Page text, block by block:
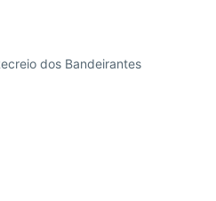
dos Bandeirantes